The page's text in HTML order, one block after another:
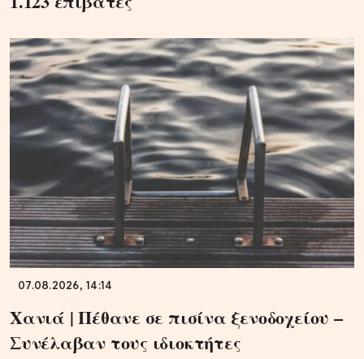
07.08.2026, 14:14
Χανιά | Πέθανε σε πισίνα ξενοδοχείου –
Συνέλαβαν τους ιδιοκτήτες